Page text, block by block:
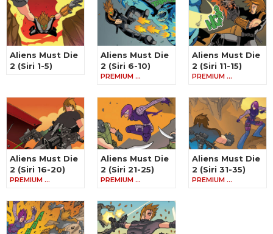
Aliens Must Die
2 (Siri 1-5)
Aliens Must Die
2 (Siri 6-10)
PREMIUM …
Aliens Must Die
2 (Siri 11-15)
PREMIUM …
Aliens Must Die
2 (Siri 16-20)
PREMIUM …
Aliens Must Die
2 (Siri 21-25)
PREMIUM …
Aliens Must Die
2 (Siri 31-35)
PREMIUM …